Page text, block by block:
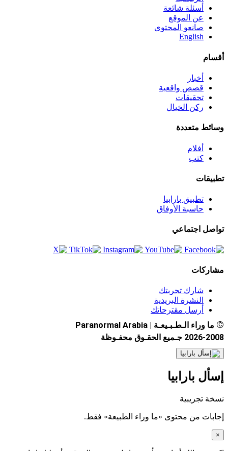
أسئلة شائعة
عن الموقع
صانعو المحتوى
English
أقسام
أخبار
قصص واقعية
تحقيقات
ركن الخيال
وسائط متعددة
أفلام
كتب
تطبيقات
تطبيق بارابيا
حاسبة الأوفاق
تواصل اجتماعي
مشاركات
شارك تجربتك
النشرة البريدية
أرسل مقترحاتك
© ما وراء الـطـبـيعـة | Paranormal Arabia
2026-2008 جـميع الحقـوق محفـوظة
إسأل بارابيا
نسخة تجريبية
إجابات من محتوى «ما وراء الطبيعة» فقط.
×